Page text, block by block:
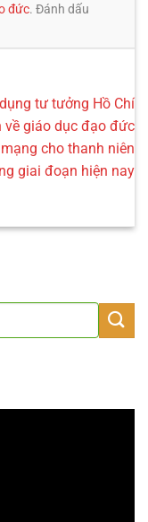
đức. Đánh dấu
tư tưởng Hồ Chí
về giáo dục đạo đức
cho thanh niên
giai đoạn hiện nay